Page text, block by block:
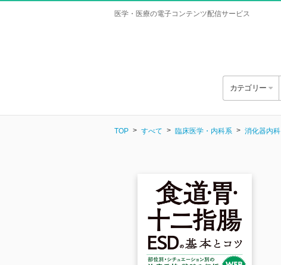
医学・医療の電子コンテンツ配信サービス
カテゴリー
TOP すべて 臨床医学・内科系 消化器内科